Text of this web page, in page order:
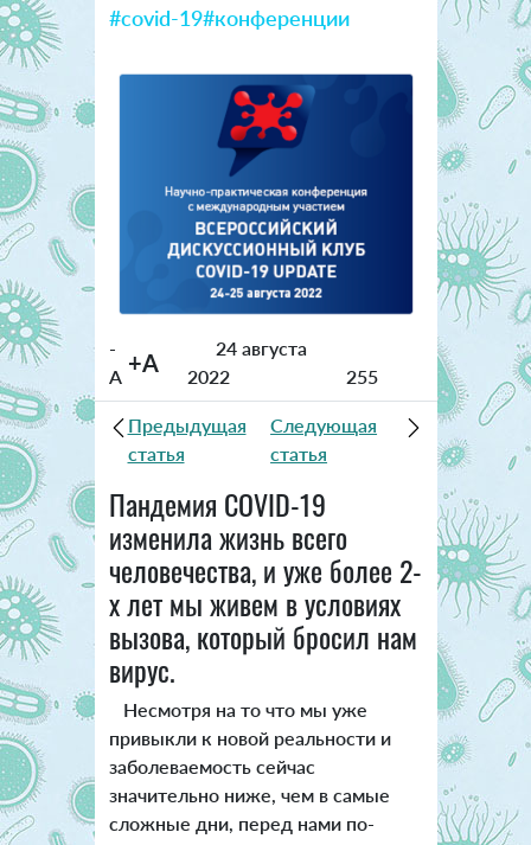
#covid-19#конференции
-
A +A
24 августа
2022
255
Предыдущая
статья
Следующая
статья
Пандемия COVID-19
изменила жизнь всего
человечества, и уже более 2-
х лет мы живем в условиях
вызова, который бросил нам
вирус.
Несмотря на то что мы уже
привыкли к новой реальности и
заболеваемость сейчас
значительно ниже, чем в самые
сложные дни, перед нами по-